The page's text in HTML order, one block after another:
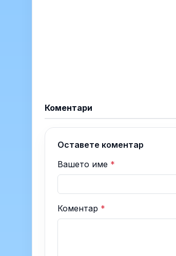
Коментари
Оставете коментар
Вашето име *
Коментар *